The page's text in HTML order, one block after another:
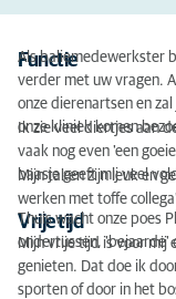
Functie
Als baliemedewerkster
verder met uw vragen.
onze dierenartsen en
onze kliniek komen
Ik zie veel diertjes aan
vaak nog even 'een
baasje geeft mij veel
Mijn taken zijn leuk en
werken met toffe
Vrije tijd
Thuis wacht onze poes
ondertussen, 'bejaarde'
Mijn vrije tijd is voor mij
genieten. Dat doe ik
sporten of door in het